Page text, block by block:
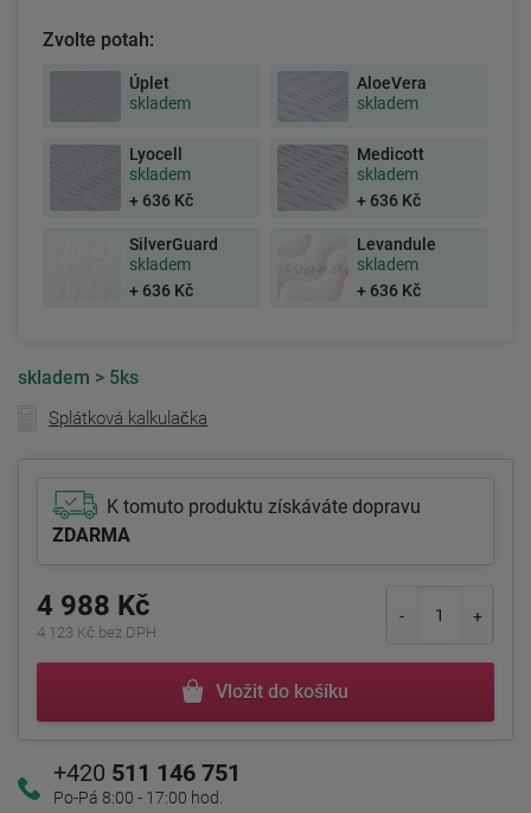
Zvolte potah:
Úplet
skladem
AloeVera
skladem
Lyocell
skladem
+ 636 Kč
Medicott
skladem
+ 636 Kč
SilverGuard
skladem
+ 636 Kč
Levandule
skladem
+ 636 Kč
skladem > 5ks
Splátková kalkulačka
K tomuto produktu získáváte dopravu
ZDARMA
4 988 Kč
4 123 Kč bez DPH
Vložit do košíku
+420 511 146 751
Po-Pá 8:00 - 17:00 hod.